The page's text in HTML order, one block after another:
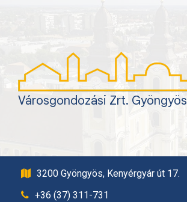
Városgondozási Zrt. Gyöngyös
KAPCSOLAT
VAGYONGAZDÁLKODÁS
TEMETKEZÉS,
TEMETŐFENNTARTÁS
3200 Gyöngyös, Kenyérgyár út 17.
+36 (37) 311-731